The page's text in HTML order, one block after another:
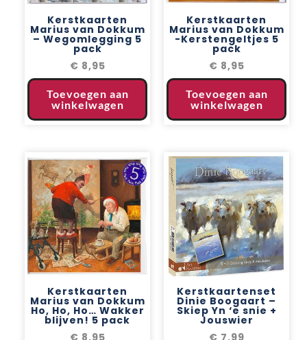
Kerstkaarten
Marius van Dokkum
– Wegomlegging 5
pack
€ 8,95
Toevoegen aan
winkelwagen
Kerstkaarten
Marius van Dokkum
-Kerstengeltjes 5
pack
€ 8,95
Toevoegen aan
winkelwagen
Kerstkaarten
Marius van Dokkum
Ho, Ho, Ho… Wakker
blijven! 5 pack
€ 8,95
Kerstkaartenset
Dinie Boogaart –
Skiep Yn ‘e snie +
Jouswier
€ 7,99